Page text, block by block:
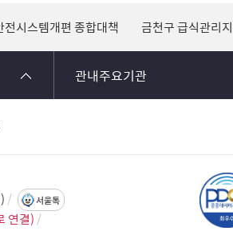
전시스템개편 종합대책 금천구 급식관리
관내주요기관
서울톡
연결)